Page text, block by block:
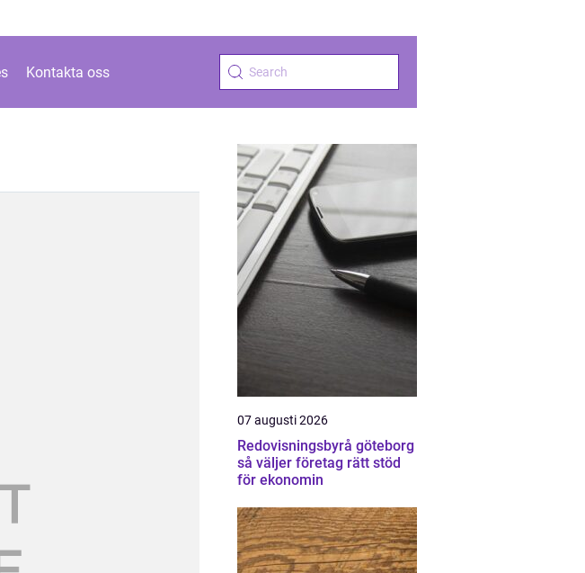
Kontakta oss
07 augusti 2026
Redovisningsbyrå göteborg
så väljer företag rätt stöd
för ekonomin